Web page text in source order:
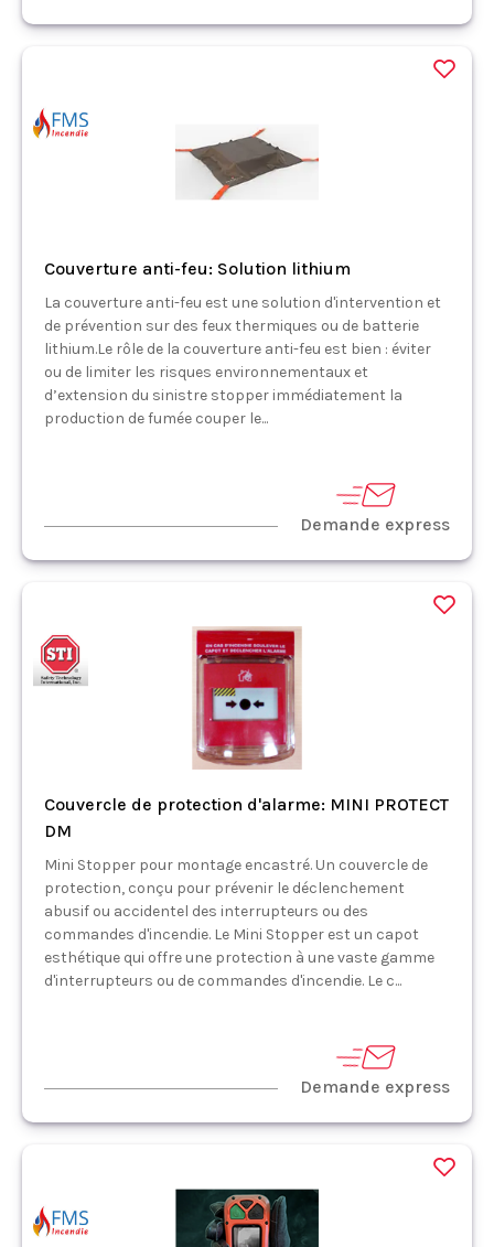
Couverture anti-feu: Solution lithium
La couverture anti-feu est une solution d'intervention et
de prévention sur des feux thermiques ou de batterie
lithium.Le rôle de la couverture anti-feu est bien : éviter
ou de limiter les risques environnementaux et
d’extension du sinistre stopper immédiatement la
production de fumée couper le...
Demande express
Couvercle de protection d'alarme: MINI PROTECT
DM
Mini Stopper pour montage encastré. Un couvercle de
protection, conçu pour prévenir le déclenchement
abusif ou accidentel des interrupteurs ou des
commandes d'incendie. Le Mini Stopper est un capot
esthétique qui offre une protection à une vaste gamme
d'interrupteurs ou de commandes d'incendie. Le c...
Demande express